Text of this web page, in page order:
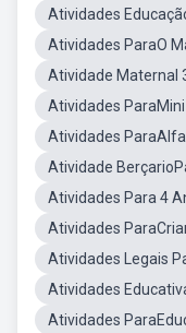
Atividades
Atividades ParaO
Atividade Maternal
Atividades
Atividades
Atividade
Atividades Para 4
Atividades
Atividades Legais
Atividades
Atividades